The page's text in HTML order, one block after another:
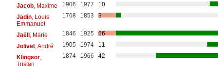
Jacob, Maxime 1906 1977
10
Jadin, Louis
Emmanuel
1768 1853 3
Jaëll, Marie 1846 1925
66
Jolivet, André 1905 1974
11
Klingsor,
Tristan
1874 1966 42